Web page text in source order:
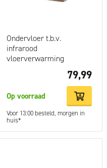
Ondervloer t.b.v.
infrarood
vloerverwarming
79,99
Op voorraad
Voor 13:00 besteld, morgen in
huis*